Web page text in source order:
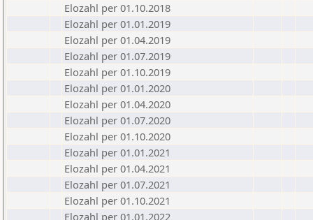
Elozahl per 01.10.2018
Elozahl per 01.01.2019
Elozahl per 01.04.2019
Elozahl per 01.07.2019
Elozahl per 01.10.2019
Elozahl per 01.01.2020
Elozahl per 01.04.2020
Elozahl per 01.07.2020
Elozahl per 01.10.2020
Elozahl per 01.01.2021
Elozahl per 01.04.2021
Elozahl per 01.07.2021
Elozahl per 01.10.2021
Elozahl per 01.01.2022